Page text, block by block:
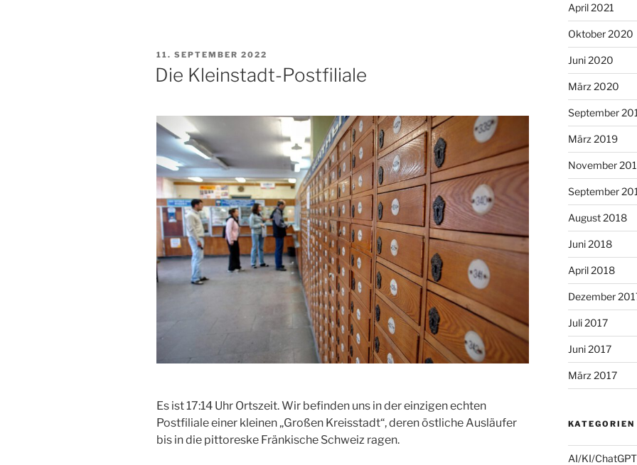
VERÖFFENTLICHT
AM
11. SEPTEMBER 2022
Die Kleinstadt-Postfiliale
Es ist 17:14 Uhr Ortszeit. Wir befinden uns in der einzigen echten
Postfiliale einer kleinen „Großen Kreisstadt“, deren östliche Ausläufer
bis in die pittoreske Fränkische Schweiz ragen.
April 2021
Oktober 2020
Juni 2020
März 2020
September
März 2019
November
September
August 2018
Juni 2018
April 2018
Dezember
Juli 2017
Juni 2017
März 2017
KATEGORIEN
AI/KI/ChatGPT